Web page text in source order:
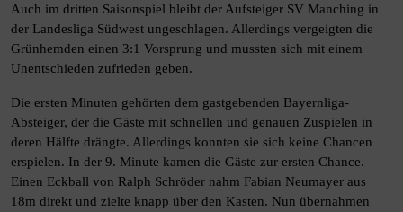
Auch im dritten Saisonspiel bleibt der Aufsteiger SV Manching in
der Landesliga Südwest ungeschlagen. Allerdings vergeigten die
Grünhemden einen 3:1 Vorsprung und mussten sich mit einem
Unentschieden zufrieden geben.
Die ersten Minuten gehörten dem gastgebenden Bayernliga-
Absteiger, der die Gäste mit schnellen und genauen Zuspielen in
deren Hälfte drängte. Allerdings konnten sie sich keine Chancen
erspielen. In der 9. Minute kamen die Gäste zur ersten Chance.
Einen Eckball von Ralph Schröder nahm Fabian Neumayer aus
18m direkt und zielte knapp über den Kasten. Nun übernahmen